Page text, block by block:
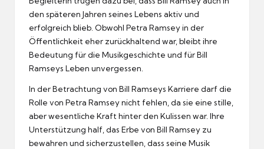
den späteren Jahren seines Lebens aktiv und
erfolgreich blieb. Obwohl Petra Ramsey in der
Öffentlichkeit eher zurückhaltend war, bleibt ihre
Bedeutung für die Musikgeschichte und für Bill
Ramseys Leben unvergessen.
In der Betrachtung von Bill Ramseys Karriere darf die
Rolle von Petra Ramsey nicht fehlen, da sie eine stille,
aber wesentliche Kraft hinter den Kulissen war. Ihre
Unterstützung half, das Erbe von Bill Ramsey zu
bewahren und sicherzustellen, dass seine Musik